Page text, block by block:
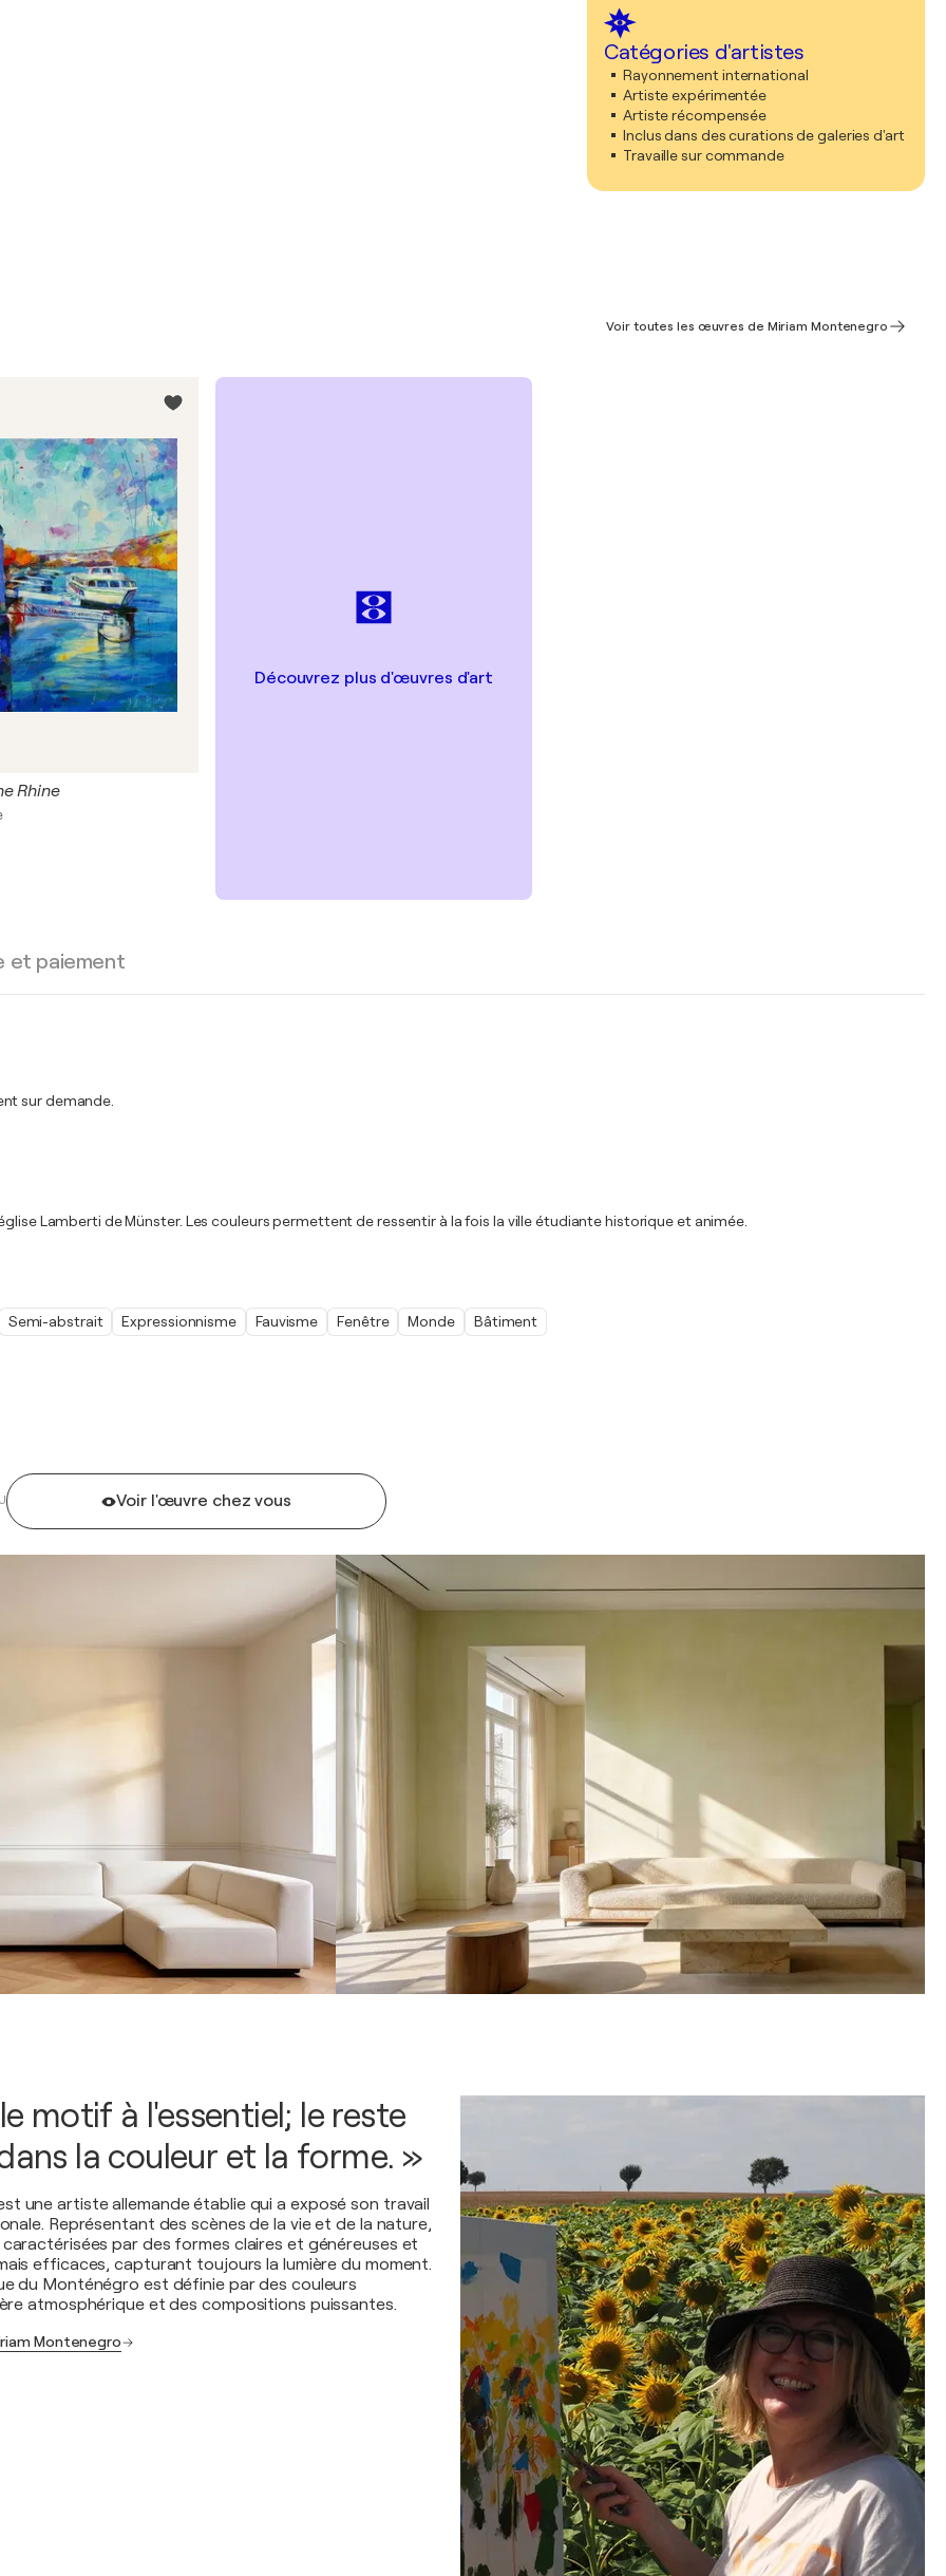
Catégories d'artistes
Rayonnement international
Artiste expérimentée
Artiste récompensée
Inclus dans des curations de galeries d'art
Travaille sur commande
Voir l'œuvre chez vous
Voir toutes les œuvres de Miriam Montenegro
Rhine
Découvrez plus d'œuvres d'art
et paiement
sur demande.
Lamberti de Münster. Les couleurs permettent de ressentir à la fois la ville étudiante historique et animée.
Semi-abstrait Expressionnisme Fauvisme Fenêtre Monde Bâtiment
motif à l'essentiel; le reste
la couleur et la forme. »
une artiste allemande établie qui a exposé son travail
Représentant des scènes de la vie et de la nature,
par des formes claires et généreuses et
efficaces, capturant toujours la lumière du moment.
du Monténégro est définie par des couleurs
atmosphérique et des compositions puissantes.
Montenegro